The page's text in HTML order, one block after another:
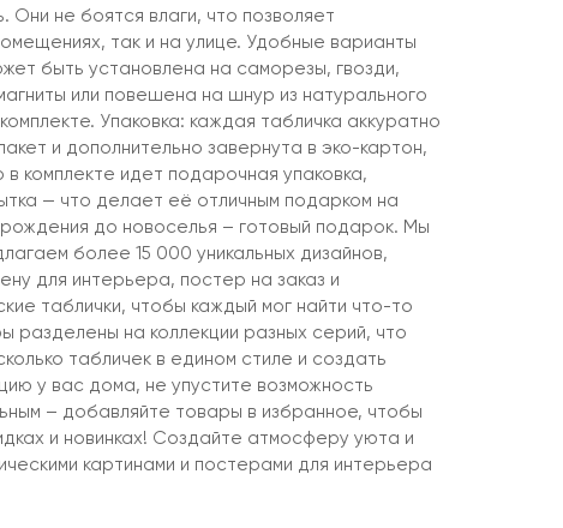
Они не боятся влаги, что позволяет
так и на улице. Удобные варианты
быть установлена на саморезы, гвозди,
или повешена на шнур из натурального
Упаковка: каждая табличка аккуратно
и дополнительно завернута в эко-картон,
комплекте идет подарочная упаковка,
— что делает её отличным подарком на
до новоселья – готовый подарок. Мы
более 15 000 уникальных дизайнов,
для интерьера, постер на заказ и
таблички, чтобы каждый мог найти что-то
разделены на коллекции разных серий, что
табличек в едином стиле и создать
у вас дома, не упустите возможность
– добавляйте товары в избранное, чтобы
и новинках! Создайте атмосферу уюта и
картинами и постерами для интерьера